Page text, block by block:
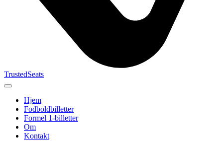
TrustedSeats
Hjem
Fodboldbilletter
Formel 1-billetter
Om
Kontakt